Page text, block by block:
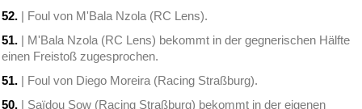
52. | Foul von M'Bala Nzola (RC Lens).
51. | M'Bala Nzola (RC Lens) bekommt in der gegnerischen Hälfte
einen Freistoß zugesprochen.
51. | Foul von Diego Moreira (Racing Straßburg).
50. | Saïdou Sow (Racing Straßburg) bekommt in der eigenen